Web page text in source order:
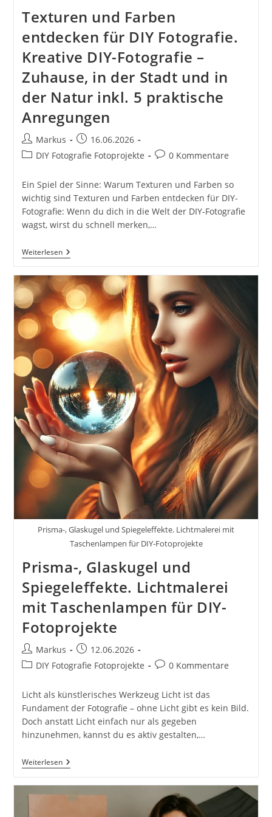
Hobby
Und
Business
Texturen und Farben
entdecken für DIY Fotografie.
Kreative DIY-Fotografie –
Zuhause, in der Stadt und in
der Natur inkl. 5 praktische
Anregungen
Beitrags-
Autor:
Markus
Beitrag
veröffentlicht:
16.06.2026
Beitrags-
DIY Fotografie Fotoprojekte
Beitrags-
0 Kommentare
Ein Spiel der Sinne: Warum Texturen und Farben so
wichtig sind Texturen und Farben entdecken für DIY-
Fotografie: Wenn du dich in die Welt der DIY-Fotografie
wagst, wirst du schnell merken,…
WeiterlesenTexturen
Und
Entdecken
Für
DIY
Fotografie.
Kreative
DIY-
Fotografie
–
Zuhause,
In
Der
Stadt
Und
In
Der
Natur
Inkl.
5
Praktische
Anregungen
Prisma-, Glaskugel und Spiegeleffekte. Lichtmalerei mit
Taschenlampen für DIY-Fotoprojekte
Prisma-, Glaskugel und
Spiegeleffekte. Lichtmalerei
mit Taschenlampen für DIY-
Fotoprojekte
Beitrags-
Autor:
Markus
Beitrag
veröffentlicht:
12.06.2026
Beitrags-
DIY Fotografie Fotoprojekte
Beitrags-
0 Kommentare
Licht als künstlerisches Werkzeug Licht ist das
Fundament der Fotografie – ohne Licht gibt es kein Bild.
Doch anstatt Licht einfach nur als gegeben
hinzunehmen, kannst du es aktiv gestalten,…
WeiterlesenPrisma-,
Glaskugel
Lichtmalerei